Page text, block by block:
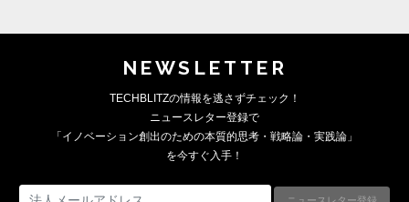
NEWSLETTER
TECHBLITZの情報を逃さずチェック！
ニュースレター登録で
「イノベーション創出のための本質的思考・戦略論・実践論」
を今すぐ入手！